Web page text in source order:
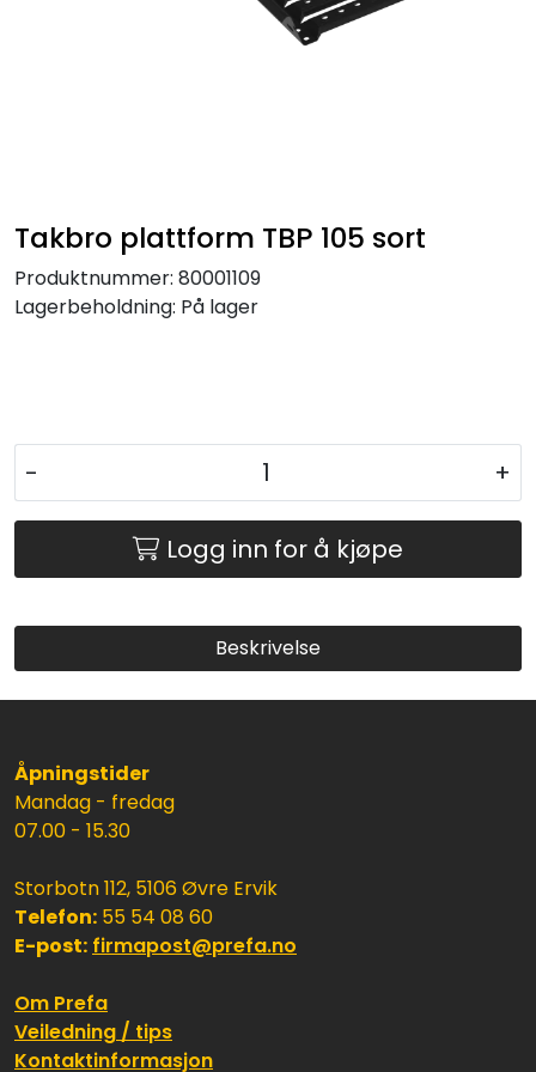
Takbro plattform TBP 105 sort
Produktnummer: 80001109
Lagerbeholdning: På lager
- +
Logg inn for å kjøpe
Beskrivelse
Åpningstider
Mandag - fredag
07.00 - 15.30
Storbotn 112, 5106 Øvre Ervik
Telefon: 55 54 08 60
E-post: firmapost@prefa.no
Om Prefa
Veiledning / tips
Kontaktinformasjon